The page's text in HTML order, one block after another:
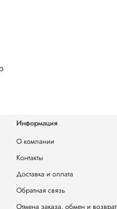
Информация
О компании
Контакты
Доставка и оплата
Обратная связь
Отмена заказа, обмен и возврат